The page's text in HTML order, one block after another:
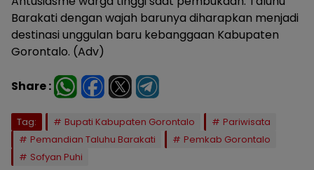
Barakati dengan wajah barunya diharapkan menjadi
destinasi unggulan baru kebanggaan Kabupaten
Gorontalo. (Adv)
Share :
Tag: Bupati Kabupaten Gorontalo
Pariwisata
Pemandian Taluhu Barakati
Pemkab Gorontalo
Sofyan Puhi